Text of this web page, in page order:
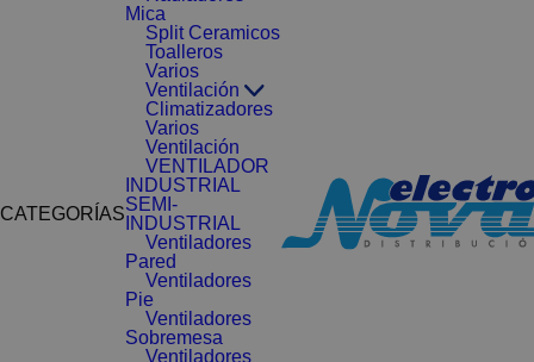
CATEGORÍAS
Mica
Split Ceramicos
Toalleros
Varios
Ventilación
Climatizadores
Varios
Ventilación
VENTILADOR
INDUSTRIAL
SEMI-
INDUSTRIAL
Ventiladores
Pared
Ventiladores
Pie
Ventiladores
Sobremesa
Ventiladores